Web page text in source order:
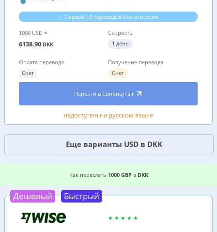
Первые 10 переводов без комиссии
1000 USD =
6138.90 DKK
Скорость
1 день
Оплата перевода
Счет
Получение перевода
Счет
Перейти в CurrencyFair
недоступен на русском языке
Еще варианты USD в DKK
3 ВЫГОДНЫХ СПОСОБА, ГДЕ ДЕШЕВЛЕ
Как переслать 1000 GBPв DKK
Дешевый Быстрый